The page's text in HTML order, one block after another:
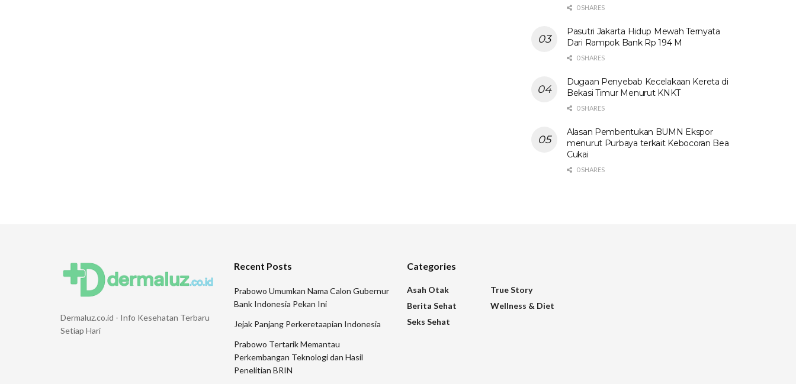
0 SHARES
Pasutri Jakarta Hidup Mewah Ternyata
Dari Rampok Bank Rp 194 M
0 SHARES
Dugaan Penyebab Kecelakaan Kereta di
Bekasi Timur Menurut KNKT
0 SHARES
Alasan Pembentukan BUMN Ekspor
menurut Purbaya terkait Kebocoran Bea
Cukai
0 SHARES
Dermaluz.co.id - Info Kesehatan Terbaru
Setiap Hari
Recent Posts
Prabowo Umumkan Nama Calon Gubernur
Bank Indonesia Pekan Ini
Jejak Panjang Perkeretaapian Indonesia
Prabowo Tertarik Memantau
Perkembangan Teknologi dan Hasil
Penelitian BRIN
Categories
Asah Otak
Berita Sehat
Seks Sehat
True Story
Wellness & Diet